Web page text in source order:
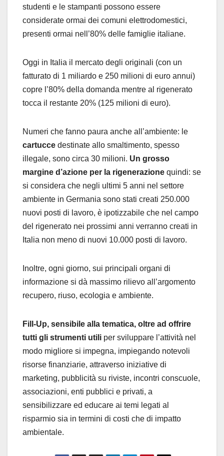
studenti e le stampanti possono essere
considerate ormai dei comuni elettrodomestici,
presenti ormai nell’80% delle famiglie italiane.
Oggi in Italia il mercato degli originali (con un
fatturato di 1 miliardo e 250 milioni di euro annui)
copre l’80% della domanda mentre al rigenerato
tocca il restante 20% (125 milioni di euro).
Numeri che fanno paura anche all’ambiente: le
cartucce destinate allo smaltimento, spesso
illegale, sono circa 30 milioni. Un grosso
margine d’azione per la rigenerazione quindi: se
si considera che negli ultimi 5 anni nel settore
ambiente in Germania sono stati creati 250.000
nuovi posti di lavoro, è ipotizzabile che nel campo
del rigenerato nei prossimi anni verranno creati in
Italia non meno di nuovi 10.000 posti di lavoro.
Inoltre, ogni giorno, sui principali organi di
informazione si dà massimo rilievo all’argomento
recupero, riuso, ecologia e ambiente.
Fill-Up, sensibile alla tematica, oltre ad offrire
tutti gli strumenti utili per sviluppare l’attività nel
modo migliore si impegna, impiegando notevoli
risorse finanziarie, attraverso iniziative di
marketing, pubblicità su riviste, incontri conscuole,
associazioni, enti pubblici e privati, a
sensibilizzare ed educare ai temi legati al
risparmio sia in termini di costi che di impatto
ambientale.